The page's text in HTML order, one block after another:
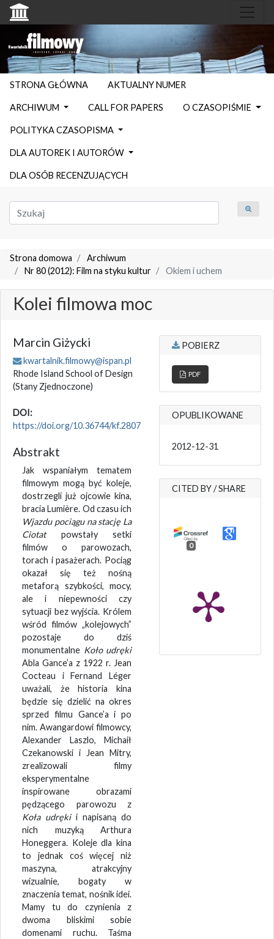
STRONA GŁÓWNA AKTUALNY NUMER
ARCHIWUM CALL FOR PAPERS O CZASOPIŚMIE
POLITYKA CZASOPISMA
DLA AUTOREK I AUTORÓW
DLA OSÓB RECENZUJĄCYCH
Strona domowa
Archiwum
Nr 80 (2012): Film na styku kultur
Okiem i uchem
Kolei filmowa moc
Marcin Giżycki
kwartalnik.filmowy@ispan.pl
Rhode Island School of Design
(Stany Zjednoczone)
DOI:
https://doi.org/10.36744/kf.2807
Abstrakt
Jak wspaniałym tematem
filmowym mogą być koleje,
dostrzegli już ojcowie kina,
bracia Lumière. Od czasu ich
Wjazdu pociągu na stację La
Ciotatpowstały setki
filmów o parowozach,
torach i pasażerach. Pociąg
okazał się też nośną
metaforą szybkości, mocy,
ale i niepewności czy
sytuacji bez wyjścia. Królem
wśród filmów „kolejowych”
pozostaje do dziś
monumentalne Koło udręki
Abla Gance’a z 1922 r. Jean
Cocteau i Fernand Léger
uważali, że historia kina
będzie się dzielić na okres
sprzed filmu Gance’a i po
nim. Awangardowi filmowcy,
Alexander Laszlo, Michaił
Czekanowski i Jean Mitry,
zrealizowali filmy
eksperymentalne
inspirowane obrazami
pędzącego parowozu z
Koła udrękii napisaną do
nich muzyką Arthura
Honeggera. Koleje dla kina
to jednak coś więcej niż
maszyna, atrakcyjny
wizualnie, bogaty w
znaczenia temat, nośnik idei.
Mamy tu do czynienia z
dwoma bliskimi sobie
domenami ruchu. Taśma
POBIERZ
PDF
OPUBLIKOWANE
2012-12-31
CITED BY / SHARE
0